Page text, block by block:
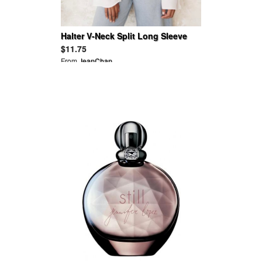
Halter V-Neck Split Long Sleeve
Blouses
$11.75
From JeanChan